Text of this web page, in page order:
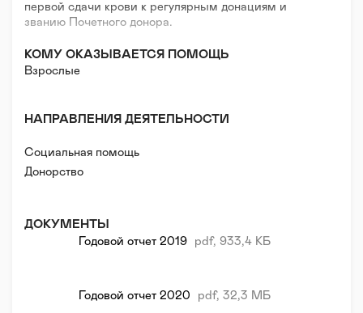
первой сдачи крови к регулярным донациям и
званию Почетного донора.
КОМУ ОКАЗЫВАЕТСЯ ПОМОЩЬ
Взрослые
НАПРАВЛЕНИЯ ДЕЯТЕЛЬНОСТИ
Социальная помощь
Донорство
ДОКУМЕНТЫ
Годовой отчет 2019
pdf, 933,4 КБ
Годовой отчет 2020 pdf, 32,3 МБ